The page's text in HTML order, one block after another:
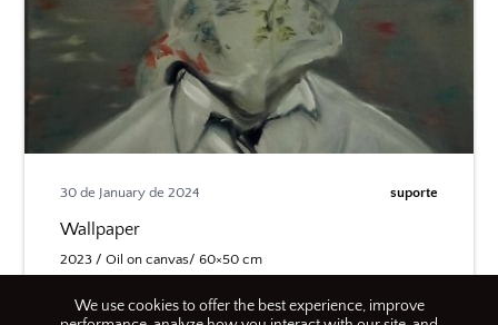
30 de January de 2024 suporte
Wallpaper
2023 / Oil on canvas/ 60×50 cm
We use cookies to offer the best experience, improve